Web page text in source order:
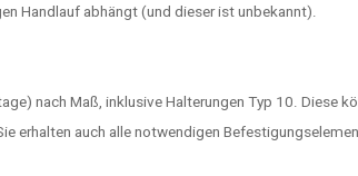
Handlauf abhängt (und dieser ist unbekannt).
nach Maß, inklusive Halterungen Typ 10. Diese
erhalten auch alle notwendigen